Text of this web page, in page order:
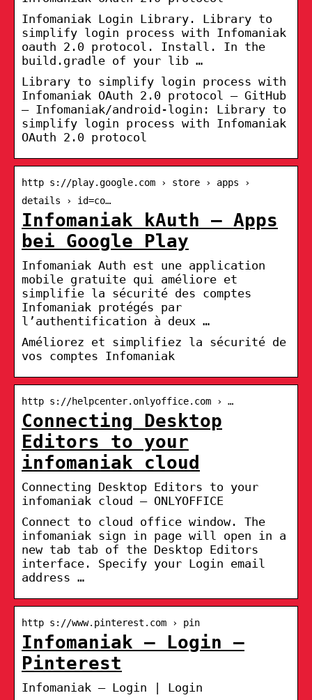
Infomaniak Login Library. Library to
simplify login process with Infomaniak
oauth 2.0 protocol. Install. In the
build.gradle of your lib …
Library to simplify login process with
Infomaniak OAuth 2.0 protocol – GitHub
– Infomaniak/android-login: Library to
simplify login process with Infomaniak
OAuth 2.0 protocol
http s://play.google.com › store › apps ›
details › id=co…
Infomaniak kAuth – Apps
bei Google Play
Infomaniak Auth est une application
mobile gratuite qui améliore et
simplifie la sécurité des comptes
Infomaniak protégés par
l’authentification à deux …
Améliorez et simplifiez la sécurité de
vos comptes Infomaniak
http s://helpcenter.onlyoffice.com › …
Connecting Desktop
Editors to your
infomaniak cloud
Connecting Desktop Editors to your
infomaniak cloud – ONLYOFFICE
Connect to cloud office window. The
infomaniak sign in page will open in a
new tab tab of the Desktop Editors
interface. Specify your Login email
address …
http s://www.pinterest.com › pin
Infomaniak – Login –
Pinterest
Infomaniak – Login | Login